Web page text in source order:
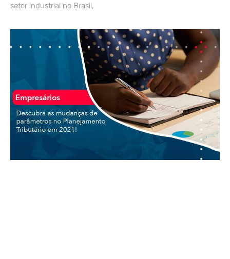
setor industrial no Brasil,